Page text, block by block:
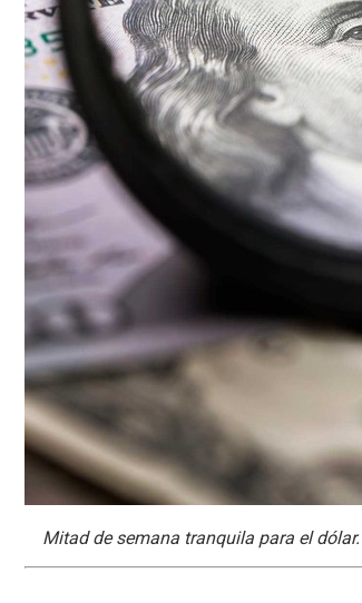
Mitad de semana tranquila para el dólar.